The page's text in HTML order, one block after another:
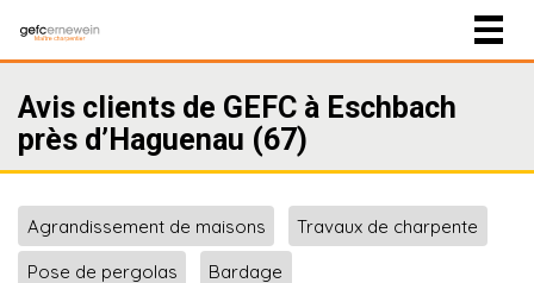
Avis clients de GEFC à Eschbach
près d’Haguenau (67)
Agrandissement de maisons
Travaux de charpente
Pose de pergolas
Bardage